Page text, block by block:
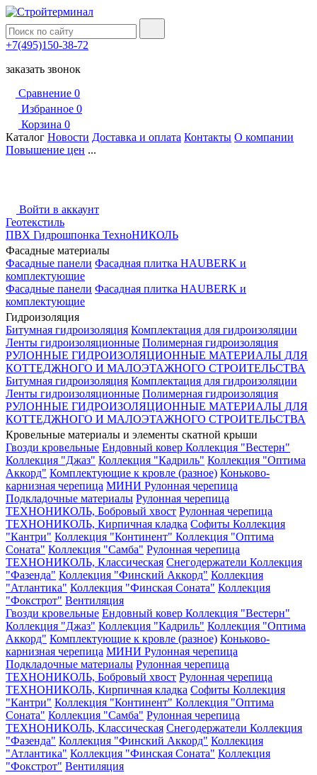
+7(495)150-38-72
заказать звонок
Сравнение 0
Избранное 0
Корзина 0
Каталог Новости Доставка и оплата Контакты О компании
Повышение цен ...
Войти в аккаунт
Геотекстиль
ПВХ Гидрошпонка ТехноНИКОЛЬ
Фасадные материалы
Фасадные панели Фасадная плитка HAUBERK и
комплектующие
Фасадные панели Фасадная плитка HAUBERK и
комплектующие
Гидроизоляция
Битумная гидроизоляция Комплектация для гидроизоляции
Ленты гидроизоляционные Полимерная гидроизоляция
РУЛОННЫЕ ГИДРОИЗОЛЯЦИОННЫЕ МАТЕРИАЛЫ ДЛЯ
КОТТЕДЖНОГО И МАЛОЭТАЖНОГО СТРОИТЕЛЬСТВА
Битумная гидроизоляция Комплектация для гидроизоляции
Ленты гидроизоляционные Полимерная гидроизоляция
РУЛОННЫЕ ГИДРОИЗОЛЯЦИОННЫЕ МАТЕРИАЛЫ ДЛЯ
КОТТЕДЖНОГО И МАЛОЭТАЖНОГО СТРОИТЕЛЬСТВА
Кровельные материалы и элементы скатной крыши
Гвозди кровельные Ендовный ковер Коллекция "Вестерн"
Коллекция "Джаз" Коллекция "Кадриль" Коллекция "Оптима
Аккорд" Комплектующие к кровле (разное) Коньково-
карнизная черепица МИНИ Рулонная черепица
Подкладочные материалы Рулонная черепица
ТЕХНОНИКОЛЬ, Бобровый хвост Рулонная черепица
ТЕХНОНИКОЛЬ, Кирпичная кладка Софиты Коллекция
"Кантри" Коллекция "Континент" Коллекция "Оптима
Соната" Коллекция "Самба" Рулонная черепица
ТЕХНОНИКОЛЬ, Классическая Снегодержатели Коллекция
"Фазенда" Коллекция "Финский Аккорд" Коллекция
"Атлантика" Коллекция "Финская Соната" Коллекция
"Фокстрот" Вентиляция
Гвозди кровельные Ендовный ковер Коллекция "Вестерн"
Коллекция "Джаз" Коллекция "Кадриль" Коллекция "Оптима
Аккорд" Комплектующие к кровле (разное) Коньково-
карнизная черепица МИНИ Рулонная черепица
Подкладочные материалы Рулонная черепица
ТЕХНОНИКОЛЬ, Бобровый хвост Рулонная черепица
ТЕХНОНИКОЛЬ, Кирпичная кладка Софиты Коллекция
"Кантри" Коллекция "Континент" Коллекция "Оптима
Соната" Коллекция "Самба" Рулонная черепица
ТЕХНОНИКОЛЬ, Классическая Снегодержатели Коллекция
"Фазенда" Коллекция "Финский Аккорд" Коллекция
"Атлантика" Коллекция "Финская Соната" Коллекция
"Фокстрот" Вентиляция